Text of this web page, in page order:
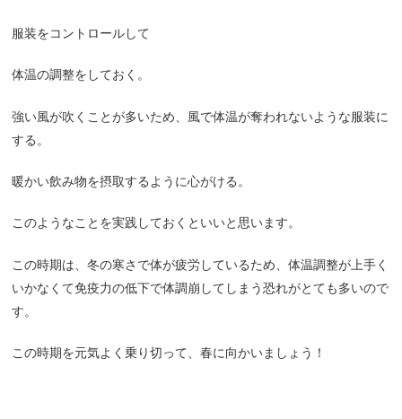
服装をコントロールして
体温の調整をしておく。
強い風が吹くことが多いため、風で体温が奪われないような服装に
する。
暖かい飲み物を摂取するように心がける。
このようなことを実践しておくといいと思います。
この時期は、冬の寒さで体が疲労しているため、体温調整が上手く
いかなくて免疫力の低下で体調崩してしまう恐れがとても多いので
す。
この時期を元気よく乗り切って、春に向かいましょう！